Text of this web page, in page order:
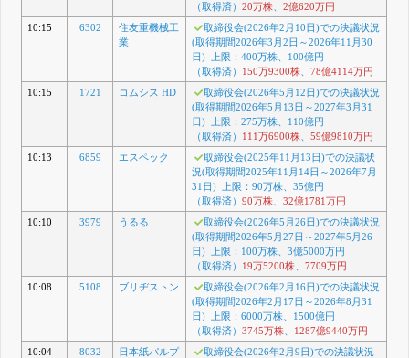
（取得済） 20万株、 2億620万円
10:15
6302
住友重機械工
業
取締役会(2026年2月10日)での決議状況
(取得期間2026年3月2日～2026年11月30
日) 上限：400万株、100億円
（取得済）
150万9300株、 78億4114万円
10:15
1721 コムシス HD
取締役会(2026年5月12日)での決議状況
(取得期間2026年5月13日～2027年3月31
日) 上限：275万株、110億円
（取得済）
111万6900株、 59億9810万円
10:13
6859 エスペック
取締役会(2025年11月13日)での決議状
況(取得期間2025年11月14日～2026年7月
31日) 上限：90万株、35億円
（取得済） 90万株、 32億1781万円
10:10
3979 うるる
取締役会(2026年5月26日)での決議状況
(取得期間2026年5月27日～2027年5月26
日) 上限：100万株、3億5000万円
（取得済）
19万5200株、 7709万円
10:08
5108 ブリヂストン
取締役会(2026年2月16日)での決議状況
(取得期間2026年2月17日～2026年8月31
日) 上限：6000万株、1500億円
（取得済） 3745万株、
1287億9440万円
10:04
8032
日本紙パルプ
取締役会(2026年2月9日)での決議状況